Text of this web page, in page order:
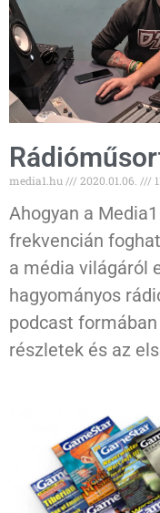
media1.hu 2020.01.06.
Ahogyan a
frekvencián
a média világáról
hagyományos
podcast
részletek és az